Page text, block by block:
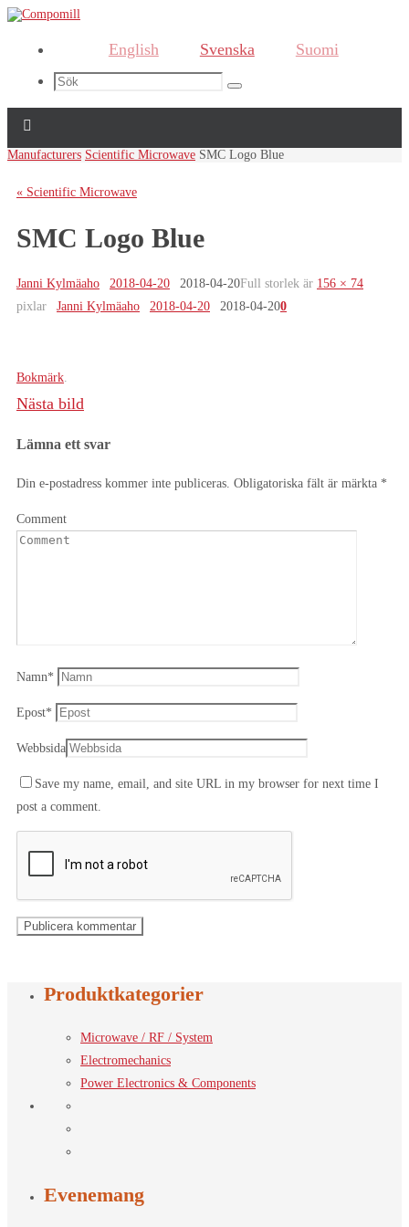
English Svenska
Suomi
Search
for:
Sök
Home
Manufacturers Scientific Microwave SMC Logo Blue
« Scientific Microwave
SMC Logo Blue
Janni Kylmäaho 2018-04-20 2018-04-20Full storlek är 156 × 74
pixlar
Janni Kylmäaho 2018-04-20 2018-04-200
Bokmärk
Nästa bild
Lämna ett svar
Din e-postadress kommer inte publiceras. Obligatoriska fält är märkta *
Comment
Namn*
Epost*
Webbsida
Save my name, email, and site URL in my browser for next time I
post a comment.
Produktkategorier
Microwave / RF / System
Electromechanics
Power Electronics & Components
Evenemang